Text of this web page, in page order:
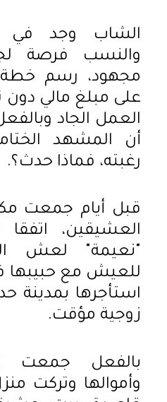
الشاب وجد في
والنسب فرصة
مجهود، رسم
على مبلغ مالي
العمل الجاد
أن المشهد
رغبته، فماذا حدث؟.
قبل أيام جمعت
العشيقين،
"نعيمة" لعش
للعيش مع
استأجرها بمدينة
زوجية مؤقت.
بالفعل جمعت
وأموالها وتركت